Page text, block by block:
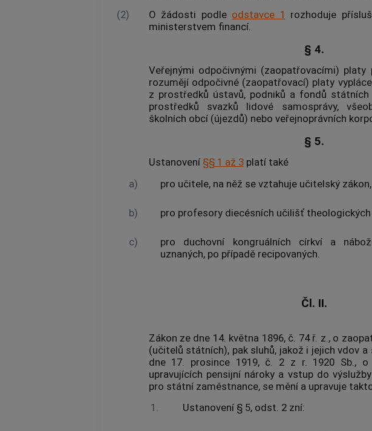
(2)
O žádosti podle odstavce 1 rozhoduje
ministerstvem financí.
§ 4.
Veřejnými odpočivnými (zaopatřovacími) platy
rozumějí odpočivné (zaopatřovací) platy
z prostředků ústavů, podniků a fondů
prostředků svazků lidové samosprávy,
školních obcí (újezdů) nebo veřejnoprávních
§ 5.
Ustanovení §§ 1 až 3platí také
a)
pro učitele, na něž se vztahuje učitelský zákon,
b) pro profesory diecésních učilišť
c)
pro duchovní kongruálních církví a
uznaných, po případě recipovaných.
Čl. II.
Zákon ze dne 14. května 1896, č. 74 ř. z., o
(učitelů státních), pak sluhů, jakož i jejich vdov
dne 17. prosince 1919, č. 2 z r. 1920 Sb., o
upravujících pensijní nároky a vstup do
pro státní zaměstnance, se mění a upravuje
1.
Ustanovení § 5, odst. 2 zní: